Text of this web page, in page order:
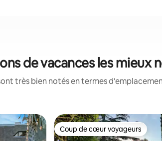
de vacances les mieux
très bien notés en termes
Coup de cœur voyageurs
Coup de cœur voyageurs